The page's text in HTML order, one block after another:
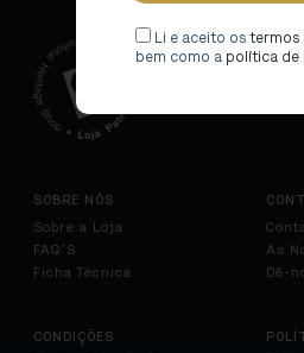
SOBRE NÓS
Sobre a Loja
FAQ’S
Ficha Técnica
As
Dê-
CONDIÇÕES
Li e aceito ostermos
bem como a política de